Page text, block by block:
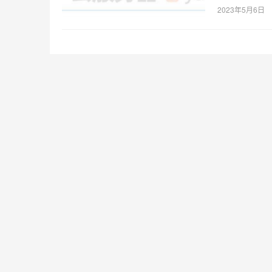
2023年5月6日